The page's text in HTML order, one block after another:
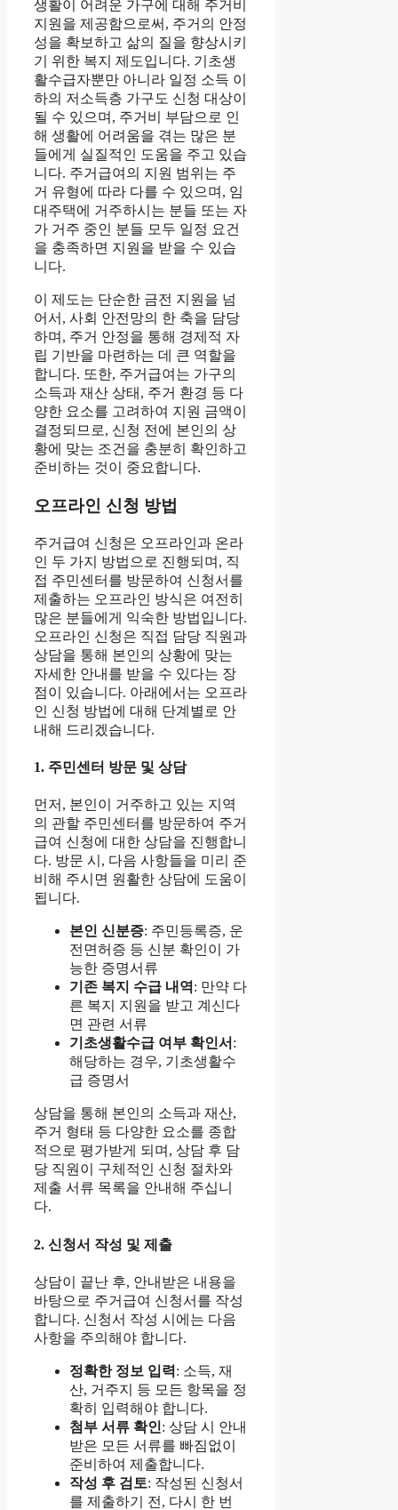
생활이 어려운 가구에 대해 주거비
지원을 제공함으로써, 주거의 안정
성을 확보하고 삶의 질을 향상시키
기 위한 복지 제도입니다. 기초생
활수급자뿐만 아니라 일정 소득 이
하의 저소득층 가구도 신청 대상이
될 수 있으며, 주거비 부담으로 인
해 생활에 어려움을 겪는 많은 분
들에게 실질적인 도움을 주고 있습
니다. 주거급여의 지원 범위는 주
거 유형에 따라 다를 수 있으며, 임
대주택에 거주하시는 분들 또는 자
가 거주 중인 분들 모두 일정 요건
을 충족하면 지원을 받을 수 있습
니다.
이 제도는 단순한 금전 지원을 넘
어서, 사회 안전망의 한 축을 담당
하며, 주거 안정을 통해 경제적 자
립 기반을 마련하는 데 큰 역할을
합니다. 또한, 주거급여는 가구의
소득과 재산 상태, 주거 환경 등 다
양한 요소를 고려하여 지원 금액이
결정되므로, 신청 전에 본인의 상
황에 맞는 조건을 충분히 확인하고
준비하는 것이 중요합니다.
오프라인 신청 방법
주거급여 신청은 오프라인과 온라
인 두 가지 방법으로 진행되며, 직
접 주민센터를 방문하여 신청서를
제출하는 오프라인 방식은 여전히
많은 분들에게 익숙한 방법입니다.
오프라인 신청은 직접 담당 직원과
상담을 통해 본인의 상황에 맞는
자세한 안내를 받을 수 있다는 장
점이 있습니다. 아래에서는 오프라
인 신청 방법에 대해 단계별로 안
내해 드리겠습니다.
1. 주민센터 방문 및 상담
먼저, 본인이 거주하고 있는 지역
의 관할 주민센터를 방문하여 주거
급여 신청에 대한 상담을 진행합니
다. 방문 시, 다음 사항들을 미리 준
비해 주시면 원활한 상담에 도움이
됩니다.
본인 신분증: 주민등록증, 운
전면허증 등 신분 확인이 가
능한 증명서류
기존 복지 수급 내역 : 만약 다
른 복지 지원을 받고 계신다
면 관련 서류
기초생활수급 여부 확인서 :
해당하는 경우, 기초생활수
급 증명서
상담을 통해 본인의 소득과 재산,
주거 형태 등 다양한 요소를 종합
적으로 평가받게 되며, 상담 후 담
당 직원이 구체적인 신청 절차와
제출 서류 목록을 안내해 주십니
다.
2. 신청서 작성 및 제출
상담이 끝난 후, 안내받은 내용을
바탕으로 주거급여 신청서를 작성
합니다. 신청서 작성 시에는 다음
사항을 주의해야 합니다.
정확한 정보 입력 : 소득, 재
산, 거주지 등 모든 항목을 정
확히 입력해야 합니다.
첨부 서류 확인: 상담 시 안내
받은 모든 서류를 빠짐없이
준비하여 제출합니다.
작성 후 검토: 작성된 신청서
를 제출하기 전, 다시 한 번